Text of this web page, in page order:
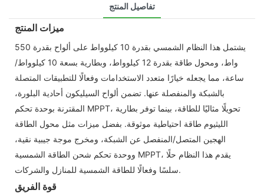
تفاصيل المنتج
ميزات المنتج
يشتمل هذا النظام الشمسي بقدرة 10 كيلوواط على ألواح بقدرة 550
واط، ومحول طاقة بقدرة 12 كيلوواط، وبطارية بسعة 10 كيلوواط/
ساعة، مما يجعله خيارًا متعدد الاستخدامات وفعالًا للتطبيقات المتصلة
بالشبكة والمنفصلة عنها. تضمن ألواح السيليكون أحادية البلورة،
المقترنة بوحدة تحكم MPPT، تحويلًا مثاليًا للطاقة، بينما توفر بطارية
الليثيوم طاقة احتياطية موثوقة. بفضل ميزات مثل محول الطاقة
الهجين المتصل/المنفصل عن الشبكة، ومخرج موجة جيبية نقية،
ووحدة تحكم شحن الطاقة الشمسية MPPT، يقدم هذا النظام حلًا
سلسًا وفعالًا للطاقة الشمسية للمنازل والشركات.
قوة الفريق